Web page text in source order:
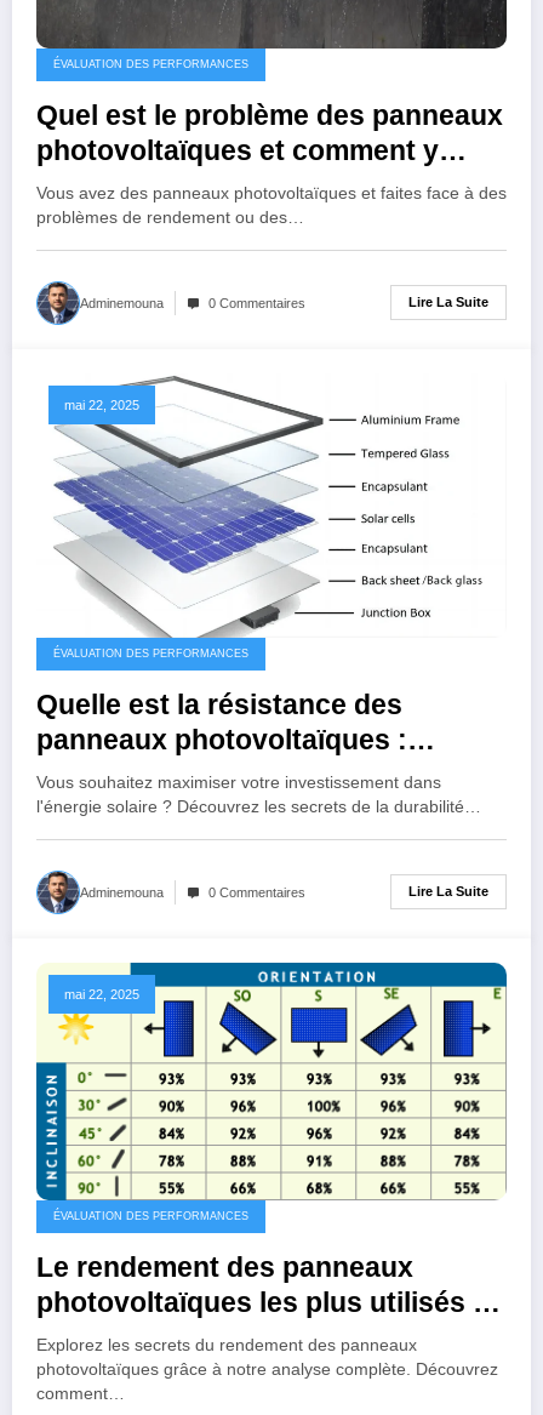
ÉVALUATION DES PERFORMANCES
Quel est le problème des panneaux
photovoltaïques et comment y
remédier ?
Vous avez des panneaux photovoltaïques et faites face à des
problèmes de rendement ou des…
Adminemouna 0 Commentaires Lire La Suite
mai 22, 2025
ÉVALUATION DES PERFORMANCES
Quelle est la résistance des
panneaux photovoltaïques :
comprendre leur durabilité et
performance
Vous souhaitez maximiser votre investissement dans
l'énergie solaire ? Découvrez les secrets de la durabilité…
Adminemouna 0 Commentaires Lire La Suite
mai 22, 2025
ÉVALUATION DES PERFORMANCES
Le rendement des panneaux
photovoltaïques les plus utilisés :
une analyse approfondie
Explorez les secrets du rendement des panneaux
photovoltaïques grâce à notre analyse complète. Découvrez
comment…